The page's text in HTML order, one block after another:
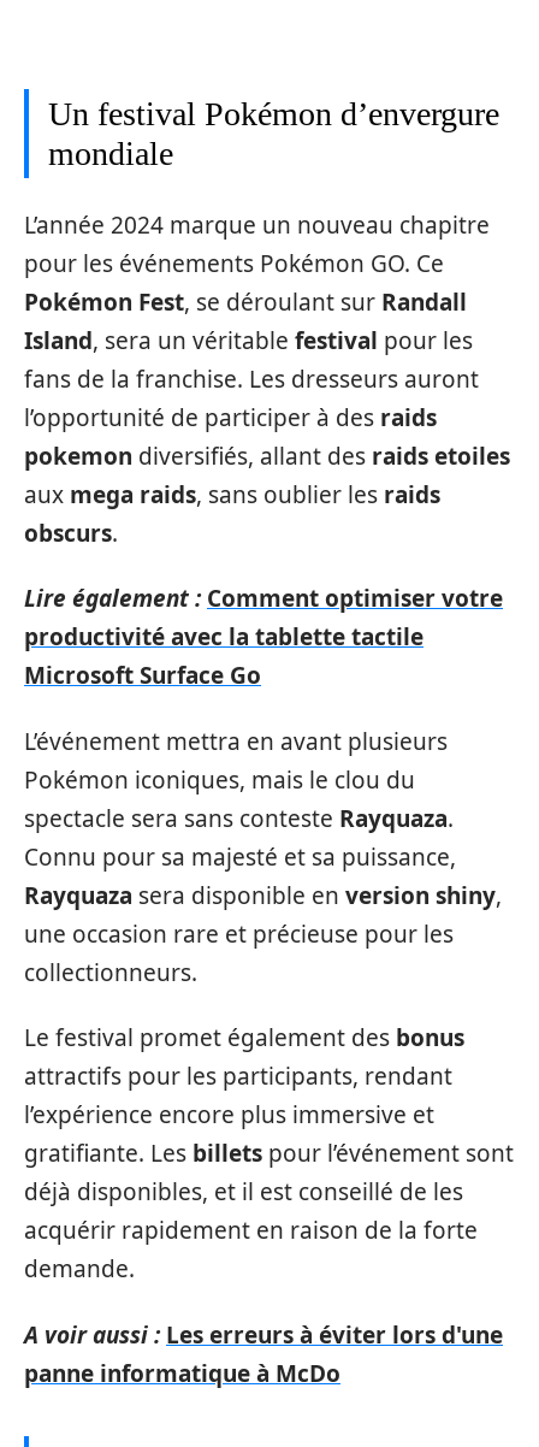
Un festival Pokémon d’envergure
mondiale
L’année 2024 marque un nouveau chapitre
pour les événements Pokémon GO. Ce
Pokémon Fest, se déroulant sur Randall
Island, sera un véritable festival pour les
fans de la franchise. Les dresseurs auront
l’opportunité de participer à des raids
pokemon diversifiés, allant des raids etoiles
aux mega raids, sans oublier les raids
obscurs.
Lire également : Comment optimiser votre
productivité avec la tablette tactile
Microsoft Surface Go
L’événement mettra en avant plusieurs
Pokémon iconiques, mais le clou du
spectacle sera sans conteste Rayquaza.
Connu pour sa majesté et sa puissance,
Rayquaza sera disponible en version shiny,
une occasion rare et précieuse pour les
collectionneurs.
Le festival promet également des bonus
attractifs pour les participants, rendant
l’expérience encore plus immersive et
gratifiante. Les billets pour l’événement sont
déjà disponibles, et il est conseillé de les
acquérir rapidement en raison de la forte
demande.
A voir aussi : Les erreurs à éviter lors d'une
panne informatique à McDo